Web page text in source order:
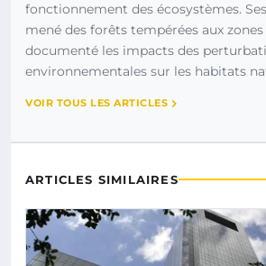
fonctionnement des écosystèmes.
mené des forêts tempérées aux
documenté les impacts des
environnementales sur les habitats
VOIR TOUS LES ARTICLES
ARTICLES SIMILAIRES